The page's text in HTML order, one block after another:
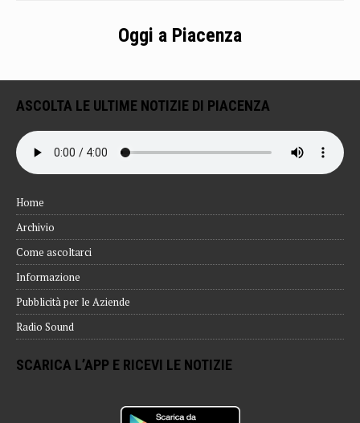
Oggi a Piacenza
ASCOLTA LE ULTIME NOTIZIE DI PIACENZA
Home
Archivio
Come ascoltarci
Informazione
Pubblicità per le Aziende
Radio Sound
SCARICA L’APP E RICEVI LE NOTIZIE